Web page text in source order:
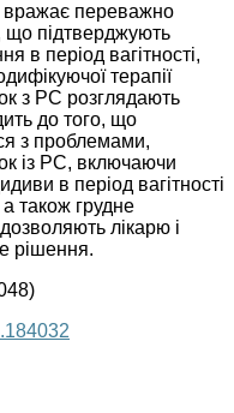
вражає переважно
що підтверджують
в період вагітності,
терапії
з РС розглядають
до того, що
з проблемами,
із РС, включаючи
в період вагітності
а також грудне
лікарю і
рішення.